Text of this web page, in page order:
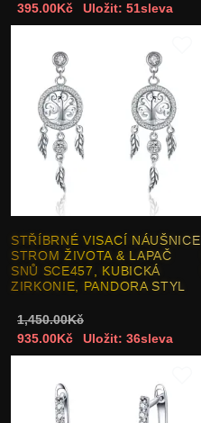
395.00Kč
Uložit: 51sleva
STŘÍBRNÉ VISACÍ NÁUŠNICE
STROM ŽIVOTA & LAPAČ
SNŮ SCE457, KUBICKÁ
ZIRKONIE, PANDORA STYL
1,450.00Kč
935.00Kč
Uložit: 36sleva